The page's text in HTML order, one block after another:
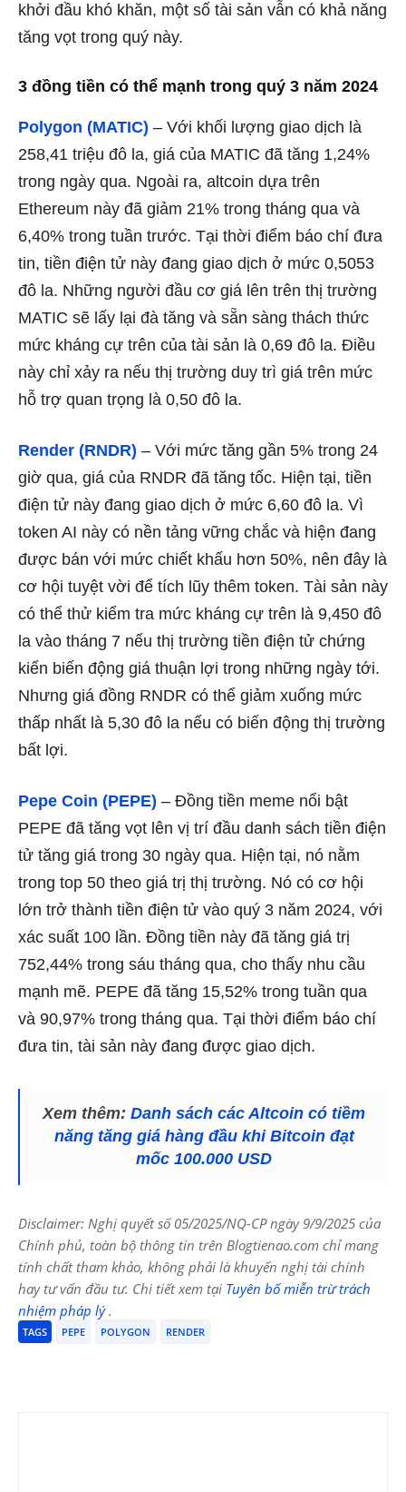
khởi đầu khó khăn, một số tài sản vẫn có khả năng
tăng vọt trong quý này.
3 đồng tiền có thể mạnh trong quý 3 năm 2024
Polygon (MATIC) – Với khối lượng giao dịch là
258,41 triệu đô la, giá của MATIC đã tăng 1,24%
trong ngày qua. Ngoài ra, altcoin dựa trên
Ethereum này đã giảm 21% trong tháng qua và
6,40% trong tuần trước. Tại thời điểm báo chí đưa
tin, tiền điện tử này đang giao dịch ở mức 0,5053
đô la. Những người đầu cơ giá lên trên thị trường
MATIC sẽ lấy lại đà tăng và sẵn sàng thách thức
mức kháng cự trên của tài sản là 0,69 đô la. Điều
này chỉ xảy ra nếu thị trường duy trì giá trên mức
hỗ trợ quan trọng là 0,50 đô la.
Render (RNDR) – Với mức tăng gần 5% trong 24
giờ qua, giá của RNDR đã tăng tốc. Hiện tại, tiền
điện tử này đang giao dịch ở mức 6,60 đô la. Vì
token AI này có nền tảng vững chắc và hiện đang
được bán với mức chiết khấu hơn 50%, nên đây là
cơ hội tuyệt vời để tích lũy thêm token. Tài sản này
có thể thử kiểm tra mức kháng cự trên là 9,450 đô
la vào tháng 7 nếu thị trường tiền điện tử chứng
kiến ​​biến động giá thuận lợi trong những ngày tới.
Nhưng giá đồng RNDR có thể giảm xuống mức
thấp nhất là 5,30 đô la nếu có biến động thị trường
bất lợi.
Pepe Coin (PEPE) – Đồng tiền meme nổi bật
PEPE đã tăng vọt lên vị trí đầu danh sách tiền điện
tử tăng giá trong 30 ngày qua. Hiện tại, nó nằm
trong top 50 theo giá trị thị trường. Nó có cơ hội
lớn trở thành tiền điện tử vào quý 3 năm 2024, với
xác suất 100 lần. Đồng tiền này đã tăng giá trị
752,44% trong sáu tháng qua, cho thấy nhu cầu
mạnh mẽ. PEPE đã tăng 15,52% trong tuần qua
và 90,97% trong tháng qua. Tại thời điểm báo chí
đưa tin, tài sản này đang được giao dịch.
Xem thêm: Danh sách các Altcoin có tiềm
năng tăng giá hàng đầu khi Bitcoin đạt
mốc 100.000 USD
Disclaimer: Nghị quyết số 05/2025/NQ-CP ngày 9/9/2025 của
Chính phủ, toàn bộ thông tin trên Blogtienao.com chỉ mang
tính chất tham khảo, không phải là khuyến nghị tài chính
hay tư vấn đầu tư. Chi tiết xem tại Tuyên bố miễn trừ trách
nhiệm pháp lý.
TAGS PEPE POLYGON RENDER